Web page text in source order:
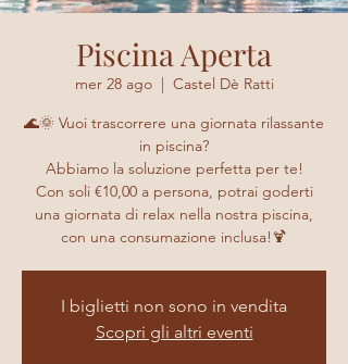
Piscina Aperta
mer 28 ago
  |
Castel Dè Ratti
🌊🌞 Vuoi trascorrere una giornata rilassante
in piscina?
Abbiamo la soluzione perfetta per te!
Con soli €10,00 a persona, potrai goderti
una giornata di relax nella nostra piscina,
con una consumazione inclusa!🍹
I biglietti non sono in vendita
Scopri gli altri eventi